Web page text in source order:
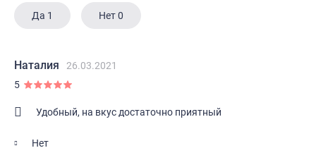
Да 1 Нет0
Наталия
26.03.2021
5
Удобный, на вкус достаточно приятный
Нет